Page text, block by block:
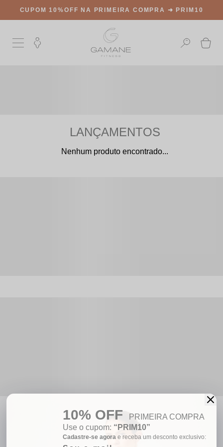
CUPOM 10%OFF NA PRIMEIRA COMPRA ➜ PRIM10
LANÇAMENTOS
Nenhum produto encontrado...
OUTLET
Nenhum produto encontrado...
10% OFF
PRIMEIRA COMPRA
Use o cupom: “PRIM10”
Cadastre-se agorae receba um desconto exclusivo: